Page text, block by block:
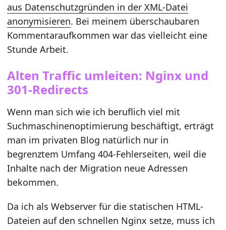
aus Datenschutzgründen in der XML-Datei
anonymisieren. Bei meinem überschaubaren
Kommentaraufkommen war das vielleicht eine
Stunde Arbeit.
Alten Traffic umleiten: Nginx und
301-Redirects
Wenn man sich wie ich beruflich viel mit
Suchmaschinenoptimierung beschäftigt, erträgt
man im privaten Blog natürlich nur in
begrenztem Umfang 404-Fehlerseiten, weil die
Inhalte nach der Migration neue Adressen
bekommen.
Da ich als Webserver für die statischen HTML-
Dateien auf den schnellen Nginx setze, muss ich